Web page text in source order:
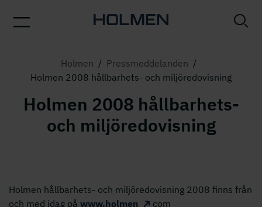
Holmen / Pressmeddelanden /
Holmen 2008 hållbarhets- och miljöredovisning
Holmen 2008 hållbarhets-
och miljöredovisning
Holmen hållbarhets- och miljöredovisning 2008 finns från
och med idag på www.holmen com